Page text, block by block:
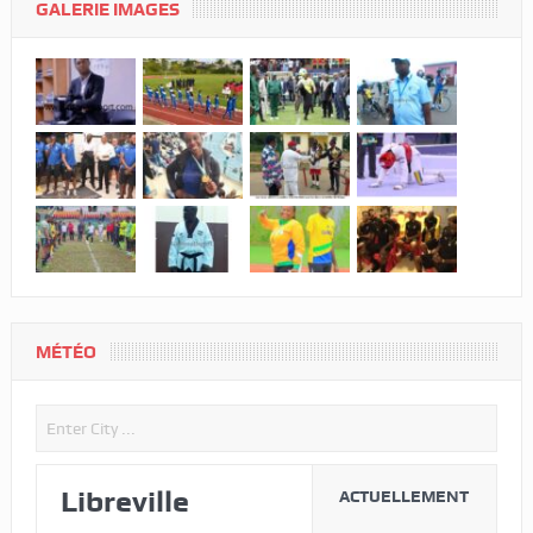
GALERIE IMAGES
MÉTÉO
Libreville ACTUELLEMENT